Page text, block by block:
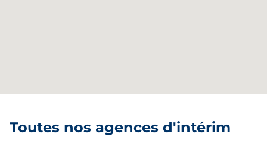
Toutes nos agences d'intérim